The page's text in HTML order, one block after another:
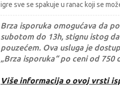
igre sve se spakuje u ranac koji se
Brza isporuka omogućava da
subotom do 13h, stignu istog
pouzećem. Ova usluga je
„Brza isporuka“ po ceni od 750
Više informacija o ovoj vrsti